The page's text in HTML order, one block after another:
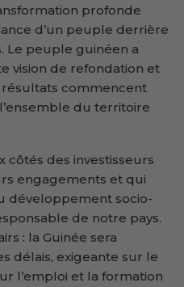
profonde
d’un peuple derrière
Le peuple guinéen a
vision de refondation et
commencent
du territoire
côtés des investisseurs
engagements et qui
développement socio-
de notre pays.
: la Guinée sera
délais, exigeante sur le
l’emploi et la formation